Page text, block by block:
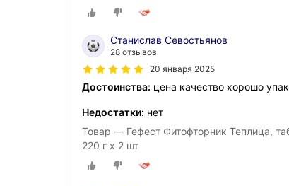
Станислав Севостьянов
28 отзывов
20 января 2025
Достоинства: цена качество хорошо
Недостатки: нет
Товар — Гефест Фитофторник Теплица,
220 г х 2 шт